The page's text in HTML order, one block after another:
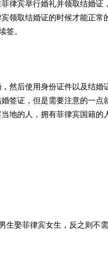
律宾举行婚礼并领取结婚证
领取结婚证的时候才能正常
。
然后使用身份证件以及结婚
签证，但是需要注意的一点
地的人，拥有菲律宾国籍的
娶菲律宾女生，反之则不需